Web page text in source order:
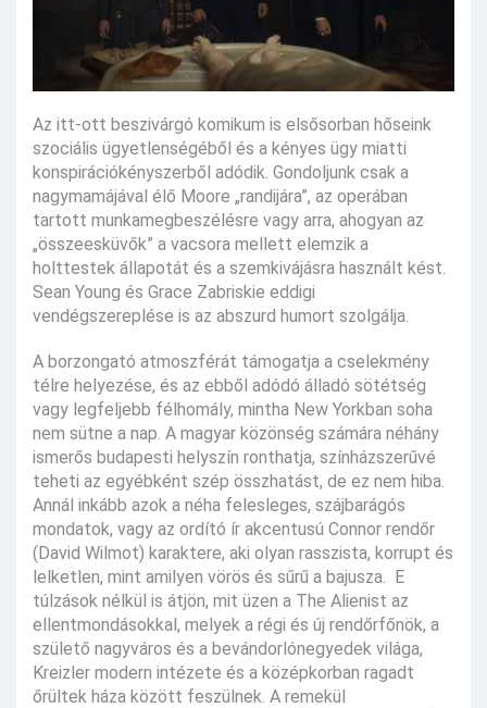
Az itt-ott beszivárgó komikum is elsősorban hőseink
szociális ügyetlenségéből és a kényes ügy miatti
konspirációkényszerből adódik. Gondoljunk csak a
nagymamájával élő Moore „randijára”, az operában
tartott munkamegbeszélésre vagy arra, ahogyan az
„összeesküvők” a vacsora mellett elemzik a
holttestek állapotát és a szemkivájásra használt kést.
Sean Young és Grace Zabriskie eddigi
vendégszereplése is az abszurd humort szolgálja.
A borzongató atmoszférát támogatja a cselekmény
télre helyezése, és az ebből adódó álladó sötétség
vagy legfeljebb félhomály, mintha New Yorkban soha
nem sütne a nap. A magyar közönség számára néhány
ismerős budapesti helyszín ronthatja, színházszerűvé
teheti az egyébként szép összhatást, de ez nem hiba.
Annál inkább azok a néha felesleges, szájbarágós
mondatok, vagy az ordító ír akcentusú Connor rendőr
(David Wilmot) karaktere, aki olyan rasszista, korrupt és
lelketlen, mint amilyen vörös és sűrű a bajusza. E
túlzások nélkül is átjön, mit üzen a The Alienist az
ellentmondásokkal, melyek a régi és új rendőrfőnök, a
születő nagyváros és a bevándorlónegyedek világa,
Kreizler modern intézete és a középkorban ragadt
őrültek háza között feszülnek. A remekül